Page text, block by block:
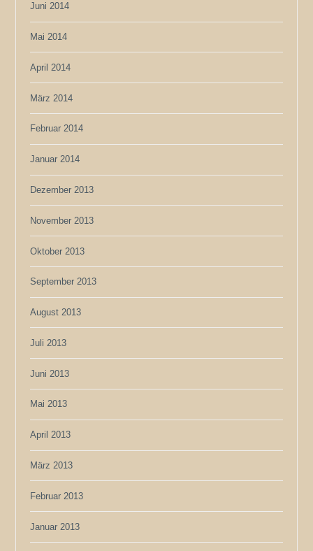
Juni 2014
Mai 2014
April 2014
März 2014
Februar 2014
Januar 2014
Dezember 2013
November 2013
Oktober 2013
September 2013
August 2013
Juli 2013
Juni 2013
Mai 2013
April 2013
März 2013
Februar 2013
Januar 2013